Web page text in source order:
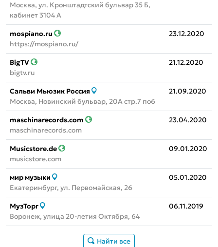
Москва, ул. Кронштадтский бульвар 35 Б,
кабинет 3104 А
mospiano.ru
https://mospiano.ru/
23.12.2020
BigTV
bigtv.ru
21.12.2020
Сальви Мьюзик Россия
Москва, Новинский бульвар, 20А стр.7 по6
21.09.2020
maschinarecords.com
maschinarecords.com
23.04.2020
Musicstore.de
musicstore.com
09.01.2020
мир музыки
Екатеринбург, ул. Первомайская, 26
05.01.2020
МузТорг
Воронеж, улица 20-летия Октября, 64
06.11.2019
Найти все